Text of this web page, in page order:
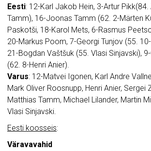
Eesti: 12-Karl Jakob Hein, 3-Artur
Tamm), 16-Joonas Tamm (62. 2-Märten
Paskotši, 18-Karol Mets, 6-Rasmus
20-Markus Poom, 7-Georgi Tunjov (55.
21-Bogdan Vaštšuk (55. Vlasi Sinjavski),
(62. 8-Henri Anier).
Varus: 12-Matvei Igonen, Karl Andre
Mark Oliver Roosnupp, Henri Anier, Sergei
Matthias Tamm, Michael Lilander, Martin
Vlasi Sinjavski.
Eesti koosseis:
Väravavahid